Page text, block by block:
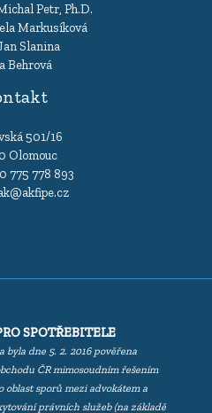
Petr, Ph.D.
Markusíková
Slanina
Behrová
501/16
Olomouc
775 778 893
SPOTŘEBITELE
byla dne 5. 2. 2016 pověřena
ČR mimosoudním řešením
sporů mezi advokátem a
právních služeb (na základě